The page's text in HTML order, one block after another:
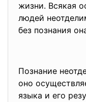
жизни. Всякая
людей
без познания
Познание
оно
языка и его